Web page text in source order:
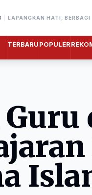
LAPANGKAN HATI, BERBAGI
TERBARUPOPULER